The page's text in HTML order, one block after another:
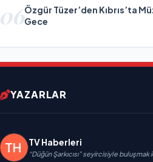
06Özgür Tüzer’den Kıbrıs’ta
Gece
YAZARLAR
TV Haberleri
“Düğün Şarkıcısı” seyircisiyle buluşmak